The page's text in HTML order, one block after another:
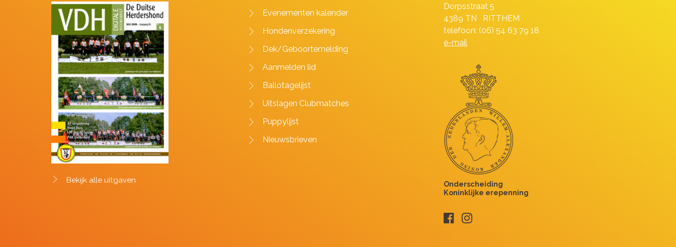
Bekijk alle uitgaven
Evenementen kalender
Hondenverzekering
Dek/Geboortemelding
Aanmelden lid
Ballotagelijst
Uitslagen Clubmatches
Puppylijst
Nieuwsbrieven
Dorpsstraat 5
4389 TN RITTHEM
telefoon: (06) 54 63 79 18
e-mail